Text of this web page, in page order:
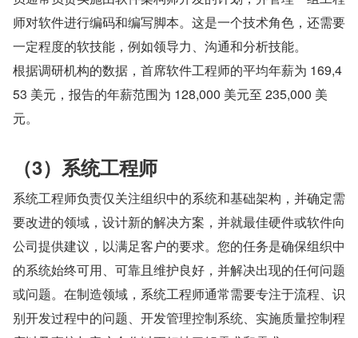
师对软件进行编码和编写脚本。这是一个技术角色，还需要
一定程度的软技能，例如领导力、沟通和分析技能。
根据调研机构的数据，首席软件工程师的平均年薪为 169,4
53 美元，报告的年薪范围为 128,000 美元至 235,000 美
元。
（3）系统工程师
系统工程师负责仅关注组织中的系统和基础架构，并确定需
要改进的领域，设计新的解决方案，并就最佳硬件或软件向
公司提供建议，以满足客户的要求。您的任务是确保组织中
的系统始终可用、可靠且维护良好，并解决出现的任何问题
或问题。在制造领域，系统工程师通常需要专注于流程、识
别开发过程中的问题、开发管理控制系统、实施质量控制程